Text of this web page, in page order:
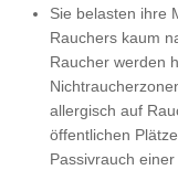
Sie belasten ihre
Rauchers kaum
Raucher werden
allergisch auf
öffentlichen
Passivrauch